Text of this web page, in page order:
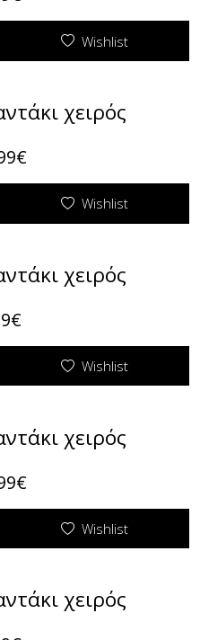
Wishlist
χειρός
Wishlist
χειρός
Wishlist
χειρός
Wishlist
χειρός